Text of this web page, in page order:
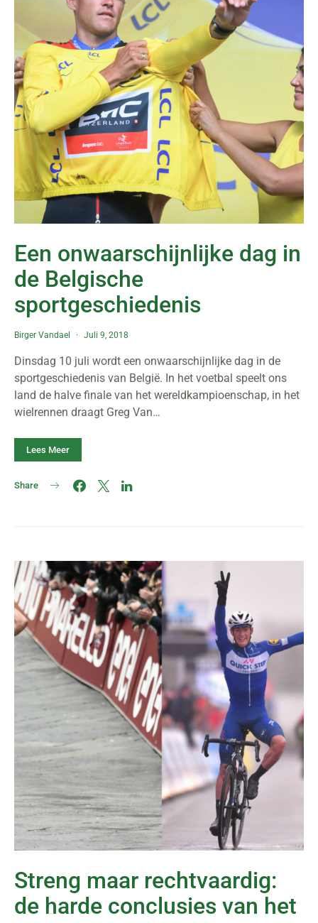
Een onwaarschijnlijke dag in
de Belgische
sportgeschiedenis
Birger Vandael Juli 9, 2018
Dinsdag 10 juli wordt een onwaarschijnlijke dag in de
sportgeschiedenis van België. In het voetbal speelt ons
land de halve finale van het wereldkampioenschap, in het
wielrennen draagt Greg Van…
Lees Meer
Share
Streng maar rechtvaardig:
de harde conclusies van het